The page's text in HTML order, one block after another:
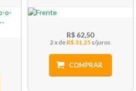
R$ 62,50
2 x R$ 31,25
COMPRAR